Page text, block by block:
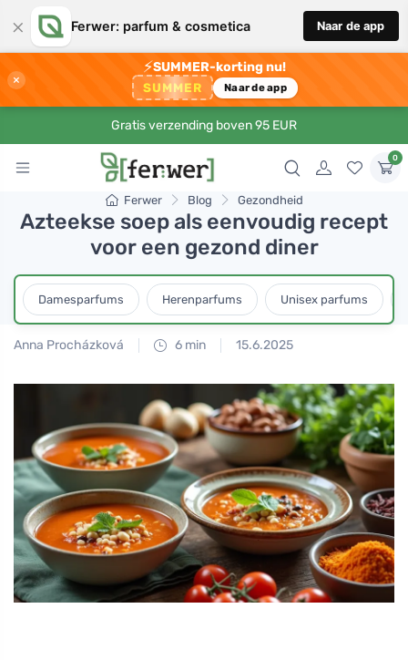
× Ferwer: parfum & cosmetica Naar de app
×
⚡SUMMER-korting nu!
SUMMER Naar de app
Gratis verzending boven 95 EUR
0
Ferwer Blog Gezondheid
Azteekse soep als eenvoudig recept
voor een gezond diner
Damesparfums Herenparfums Unisex parfums
Anna Procházková 6 min 15.6.2025